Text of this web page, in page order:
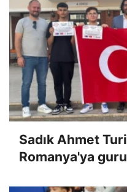
Sadık Ahmet
Romanya'ya